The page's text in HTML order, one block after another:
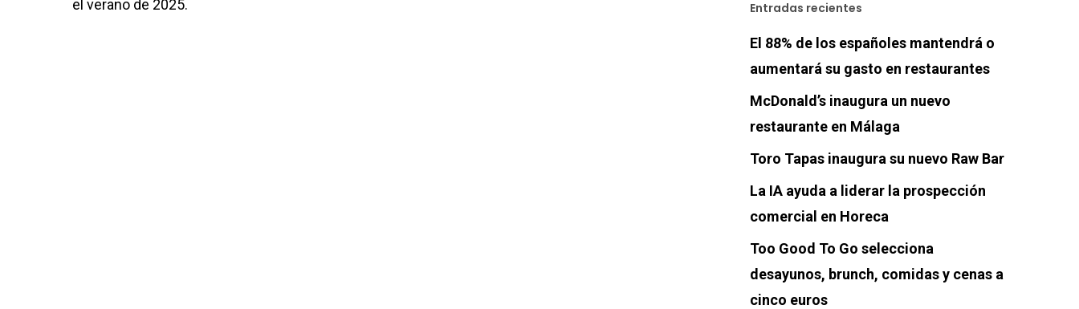
el verano de 2025.
Entradas recientes
El 88% de los españoles mantendrá o
aumentará su gasto en restaurantes
McDonald’s inaugura un nuevo
restaurante en Málaga
Toro Tapas inaugura su nuevo Raw Bar
La IA ayuda a liderar la prospección
comercial en Horeca
Too Good To Go selecciona
desayunos, brunch, comidas y cenas a
cinco euros